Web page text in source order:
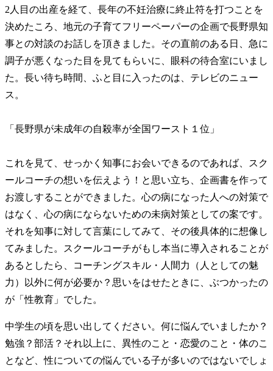
2人目の出産を経て、長年の不妊治療に終止符を打つことを
決めたころ、地元の子育てフリーペーパーの企画で長野県知
事との対談のお話しを頂きました。その直前のある日、急に
調子が悪くなった目を見てもらいに、眼科の待合室にいまし
た。長い待ち時間、ふと目に入ったのは、テレビのニュー
ス。
「長野県が未成年の自殺率が全国ワースト１位」
これを見て、せっかく知事にお会いできるのであれば、スク
ールコーチの想いを伝えよう！と思い立ち、企画書を作って
お渡しすることができました。心の病になった人への対策で
はなく、心の病にならないための未病対策としての案です。
それを知事に対して言葉にしてみて、その後具体的に想像し
てみました。スクールコーチがもし本当に導入されることが
あるとしたら、コーチングスキル・人間力（人としての魅
力）以外に何が必要か？思いをはせたときに、ぶつかったの
が「性教育」でした。
中学生の頃を思い出してください。何に悩んでいましたか？
勉強？部活？それ以上に、異性のこと・恋愛のこと・体のこ
となど、性についての悩んでいる子が多いのではないでしょ